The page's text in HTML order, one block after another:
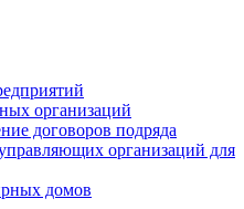
организаций
договоров подряда
организаций для
домов